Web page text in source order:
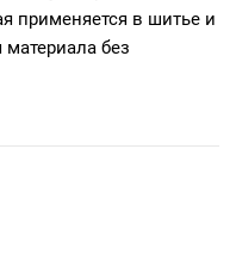
применяется в шитье и
без